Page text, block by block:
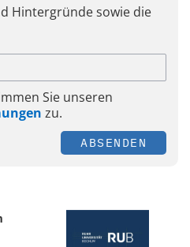
Hintergründe sowie die
Sie unseren
zu.
ABSENDEN